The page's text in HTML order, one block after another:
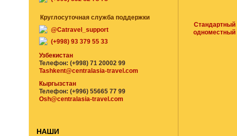
Стандартный
одноместный
Круглосуточная служба поддержки
@Catravel_support
(+998) 93 379 55 33
Узбекистан
Телефон: (+998) 71 20002 99
Tashkent@centralasia-travel.com
Кыргызстан
Телефон: (+996) 55665 77 99
Osh@centralasia-travel.com
НАШИ